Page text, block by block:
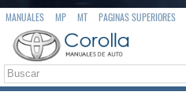
MANUALES MP MT PAGINAS SUPERIORES